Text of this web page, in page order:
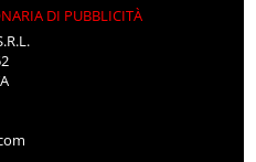
DI PUBBLICITÀ